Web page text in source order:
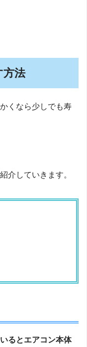
方法
くなら少しでも寿
介していきます。
るとエアコン本体